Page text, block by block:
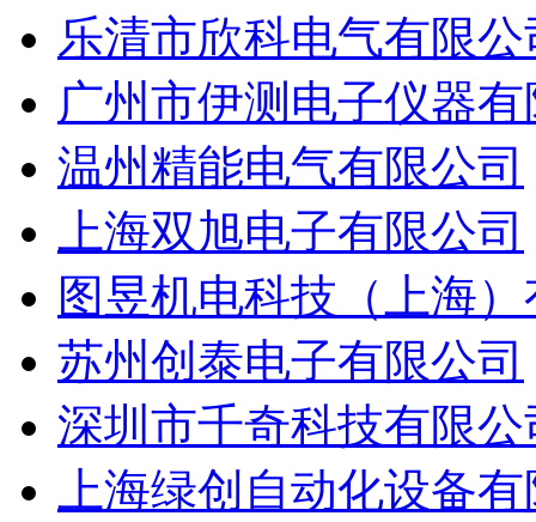
乐清市欣科电气有限公
广州市伊测电子仪器
温州精能电气有限公司
上海双旭电子有限公司
图昱机电科技（上海
苏州创泰电子有限公司
深圳市千奇科技有限公
上海绿创自动化设备